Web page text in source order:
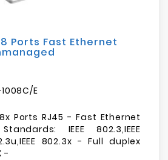
Ports Fast Ethernet
E
Ports RJ45 - Fast Ethernet
IEEE 802.3,IEEE
802.3x - Full duplex
-